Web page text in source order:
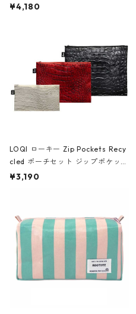
ミエ-B ショルダーバッグ グロスピ
¥4,180
LOQI ローキー Zip Pockets Recy
cled ポーチセット ジップポケット
ファスナーポーチ 撥水加工 トラベ
ーガンディー、オフホワイト
¥3,190